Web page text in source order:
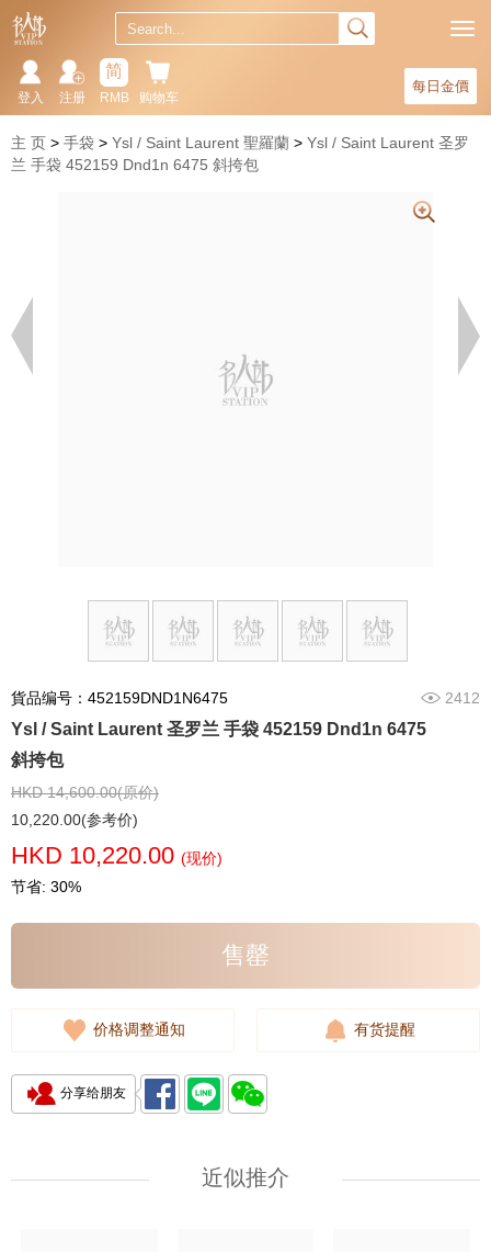
每日金價
购物车
简
RMB
注册
登入
主 页 手袋 Ysl / Saint Laurent 聖羅蘭
Ysl / Saint Laurent 圣罗
兰 手袋 452159 Dnd1n 6475 斜挎包
貨品编号：452159DND1N6475 2412
Ysl / Saint Laurent 圣罗兰 手袋 452159 Dnd1n 6475
斜挎包
HKD 14,600.00(原价)
10,220.00(参考价)
HKD 10,220.00 (现价)
节省: 30%
售罄
价格调整通知 有货提醒
分享给朋友
近似推介